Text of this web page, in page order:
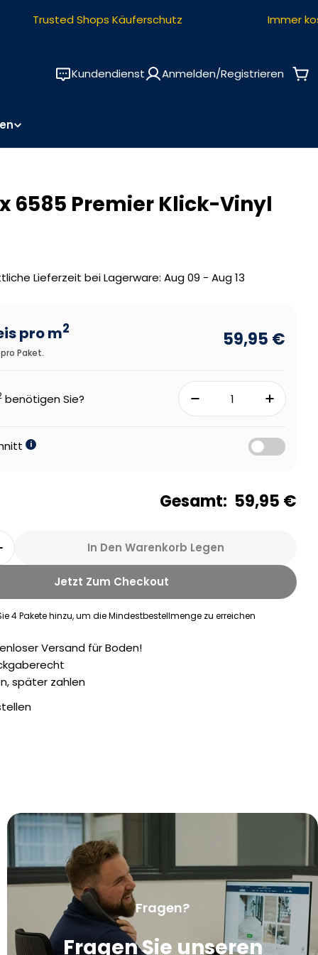
Trusted Shops Käuferschutz Immer
Kundendienst Anmelden/Registrieren
6585 Premier Klick-Vinyl
Lieferzeit bei Lagerware:Aug 09 - Aug 13
pro m2
pro Paket.
59,95 €
benötigen Sie?
i
Gesamt: 59,95 €
Therdex 6585 Premier Klick-Vinyl Verringern
Für Therdex 6585 Premier Klick-Vinyl
In Den Warenkorb Legen
Jetzt Zum Checkout
4Pakete hinzu, um die Mindestbestellmenge zu erreichen
Versand für Boden!
später zahlen
Ihr
E-
Mail
Ihr
Telefon
Ihre
Nachricht
Fragen?
Fragen Sie unseren